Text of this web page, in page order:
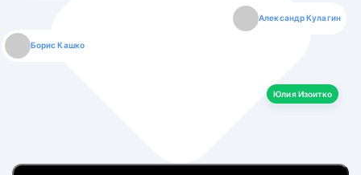
Борис Кашко
Александр Кулагин
Юлия Изоитко
Юлия Изоитко
Даниил Макаров
Александр Кулагин
Екатерина Лазаренко
Даниил Макаров
Борис Кашко
Екатерина Лазаренко
Юлия Изоитко